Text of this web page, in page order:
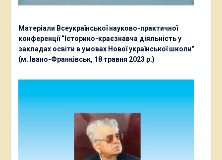
Матеріали Всеукраїнської науково-практичної
конференції “Історико-краєзнавча діяльність у
закладах освіти в умовах Нової української школи”
(м. Івано-Франківськ, 18 травня 2023 р.)